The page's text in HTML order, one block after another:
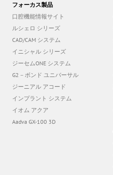
フォーカス製品
口腔機能情報サイト
ルシェロ シリーズ
CAD/CAM システム
イニシャル シリーズ
ジーセムONE システム
G2－ボンド ユニバーサル
ジーニアル アコード
インプラント システム
イオム アクア
Aadva GX-100 3D